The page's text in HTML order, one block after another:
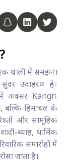
थाली में समझना
उदाहरण है।
में अक्सर Kangri
बल्कि हिमाचल के
और सामूहिक
ब्याह, धार्मिक
समारोहों में
जाता है।